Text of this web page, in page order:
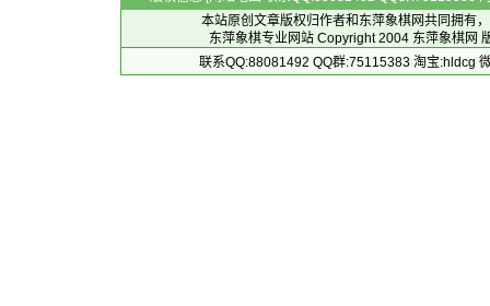
本站原创文章版权归作者和 东萍象棋网共同拥有
东萍象棋专业网站 Copyright 2004 东萍象棋网
联系QQ:88081492 QQ群:75115383 淘宝:hldcg